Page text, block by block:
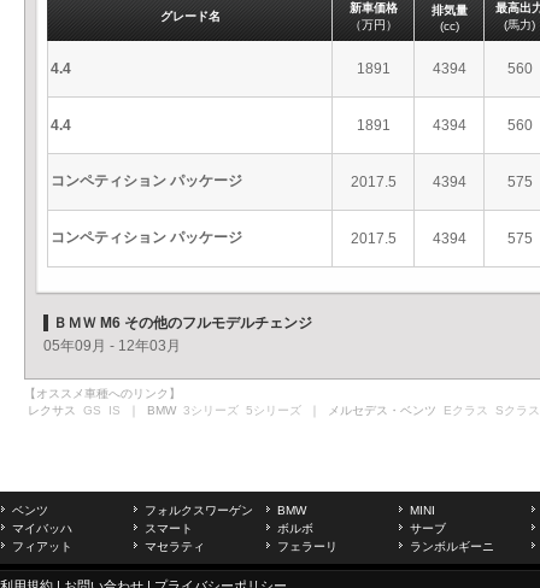
グレード名
新車価格
（万円）
排気量
(cc)
最高出
(馬力)
4.4 1891 4394 560
4.4 1891 4394 560
コンペティション パッケージ 2017.5 4394 575
コンペティション パッケージ 2017.5 4394 575
ＢＭＷ M6 その他のフルモデルチェンジ
05年09月 - 12年03月
【オススメ車種へのリンク】
レクサス GS IS ｜ BMW 3シリーズ 5シリーズ ｜ メルセデス・ベンツ Eクラス Sクラス
ベンツ フォルクスワーゲン BMW
MINI
マイバッハ
スマート ボルボ
サーブ
フィアット
マセラティ フェラーリ ランボルギーニ